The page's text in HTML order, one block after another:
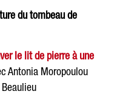
du tombeau de
le lit de pierre à une
Antonia Moropoulou